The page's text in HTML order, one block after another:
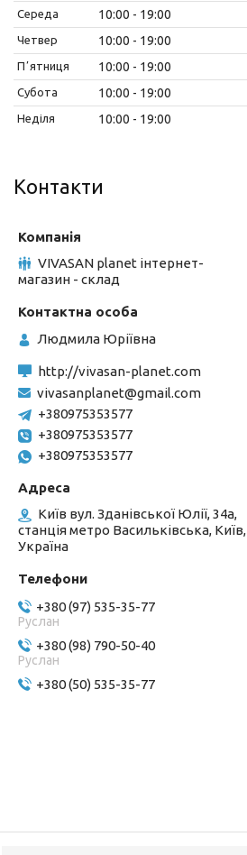
Середа 10:00 19:00
Четвер 10:00 19:00
Пʼятниця 10:00 19:00
Субота 10:00 19:00
Неділя 10:00 19:00
Контакти
VIVASAN planet інтернет-
магазин - склад
Людмила Юріївна
http://vivasan-planet.com
vivasanplanet@gmail.com
+380975353577
+380975353577
+380975353577
Київ вул. Зданівської Юлії, 34а,
станція метро Васильківська, Київ,
Україна
+380 (97) 535-35-77
Руслан
+380 (98) 790-50-40
Руслан
+380 (50) 535-35-77